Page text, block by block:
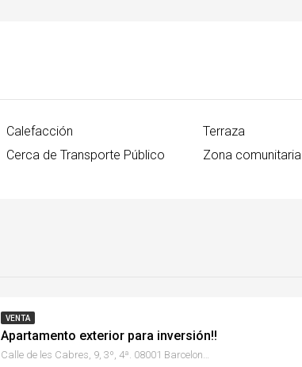
Calefacción
Cerca de Transporte Público
Terraza
Zona comunitaria
VENTA
Apartamento exterior para inversión!!
Calle de les Cabres, 9, 3º, 4ª. 08001 Barcelona, (Barcelona)